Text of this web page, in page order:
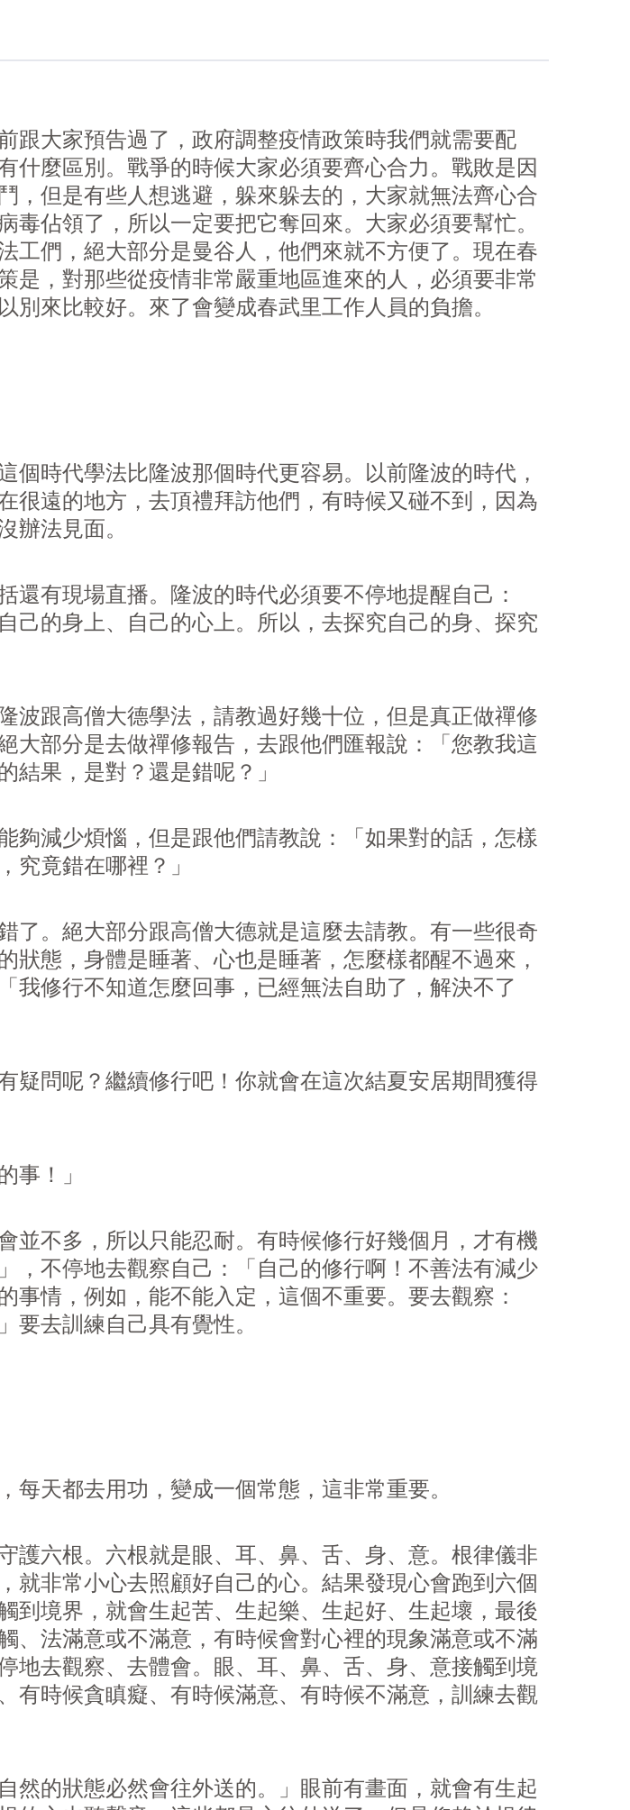
跟大家預告過了，政府調整疫情政策時我們就需要配
麼區別。戰爭的時候大家必須要齊心合力。戰敗是因
，但是有些人想逃避，躲來躲去的，大家就無法齊心合
佔領了，所以一定要把它奪回來。大家必須要幫忙。
工們，絕大部分是曼谷人，他們來就不方便了。現在春
是，對那些從疫情非常嚴重地區進來的人，必須要非常
來比較好。來了會變成春武里工作人員的負擔。
時代學法比隆波那個時代更容易。以前隆波的時代，
很遠的地方，去頂禮拜訪他們，有時候又碰不到，因為
辦法見面。
有現場直播。隆波的時代必須要不停地提醒自己：
己的身上、自己的心上。所以，去探究自己的身、探究
波跟高僧大德學法，請教過好幾十位，但是真正做禪修
大部分是去做禪修報告，去跟他們匯報說：「您教我這
結果，是對？還是錯呢？」
夠減少煩惱，但是跟他們請教說：「如果對的話，怎樣
究竟錯在哪裡？」
了。絕大部分跟高僧大德就是這麼去請教。有一些很奇
態，身體是睡著、心也是睡著，怎麼樣都醒不過來，
我修行不知道怎麼回事，已經無法自助了，解決不了
疑問呢？繼續修行吧！你就會在這次結夏安居期間獲得
事！」
並不多，所以只能忍耐。有時候修行好幾個月，才有機
，不停地去觀察自己：「自己的修行啊！不善法有減少
情，例如，能不能入定，這個不重要。要去觀察：
要去訓練自己具有覺性。
天都去用功，變成一個常態，這非常重要。
護六根。六根就是眼、耳、鼻、舌、身、意。根律儀非
就非常小心去照顧好自己的心。結果發現心會跑到六個
到境界，就會生起苦、生起樂、生起好、生起壞，最後
、法滿意或不滿意，有時候會對心裡的現象滿意或不滿
去觀察、去體會。眼、耳、鼻、舌、身、意接觸到境
有時候貪瞋癡、有時候滿意、有時候不滿意，訓練去觀
然的狀態必然會往外送的。」眼前有畫面，就會有生起